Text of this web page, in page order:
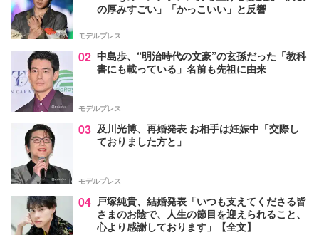
の厚みすごい」「かっこいい」と反響
モデルプレス
02 中島歩、“明治時代の文豪”の玄孫だった「教科
書にも載っている」名前も先祖に由来
モデルプレス
03 及川光博、再婚発表 お相手は妊娠中「交際し
ておりました方と」
モデルプレス
04 戸塚純貴、結婚発表「いつも支えてくださる皆
さまのお陰で、人生の節目を迎えられること、
心より感謝しております」【全文】